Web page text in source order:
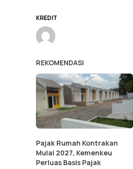
KREDIT
REKOMENDASI
Pajak Rumah Kontrakan
Mulai 2027, Kemenkeu
Perluas Basis Pajak